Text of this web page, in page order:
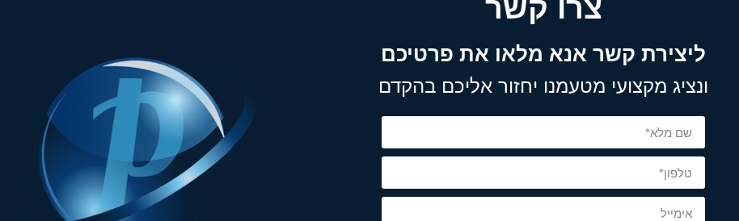
צרו קשר
ליצירת קשר אנא מלאו את פרטיכם
ונציג מקצועי מטעמנו יחזור אליכם בהקדם